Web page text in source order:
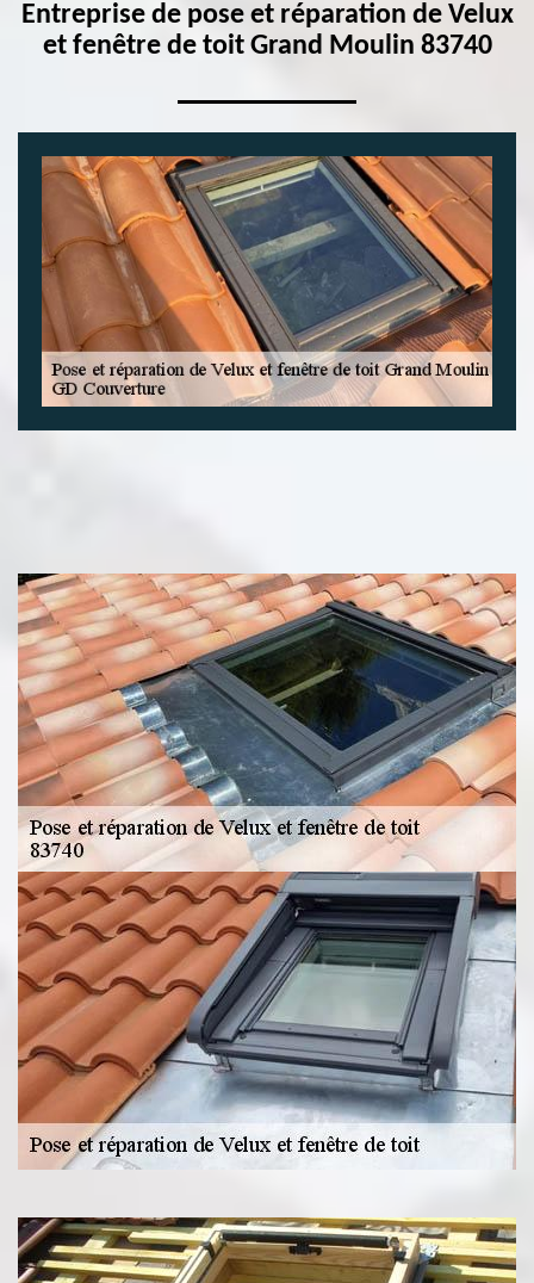
Entreprise de pose et réparation de Velux
et fenêtre de toit Grand Moulin 83740